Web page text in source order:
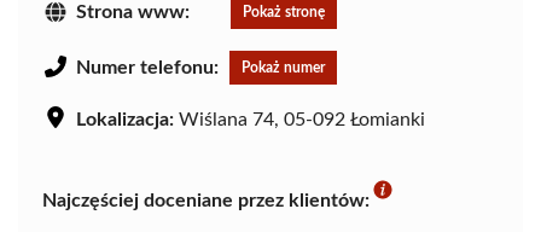
Strona www: Pokaż stronę
Numer telefonu: Pokaż numer
Lokalizacja: Wiślana 74, 05-092 Łomianki
Najczęściej doceniane przez klientów: